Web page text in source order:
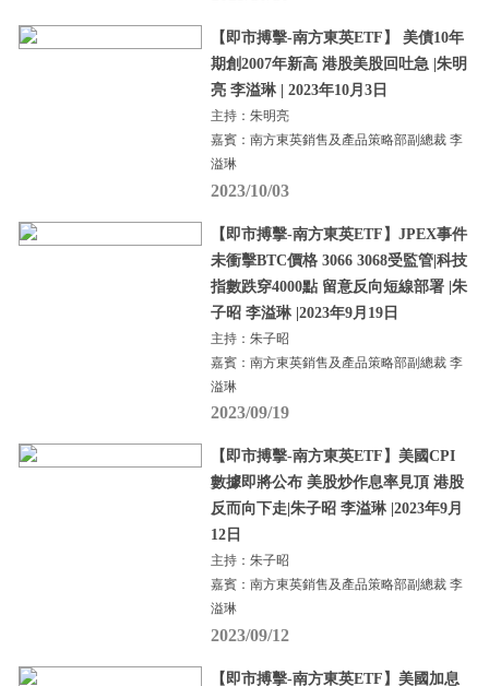
【即市搏擊-南方東英ETF】 美債10年
期創2007年新高 港股美股回吐急 |朱明
亮 李溢琳 | 2023年10月3日
主持：朱明亮
嘉賓：南方東英銷售及產品策略部副總裁 李
溢琳
2023/10/03
【即市搏擊-南方東英ETF】JPEX事件
未衝擊BTC價格 3066 3068受監管|科技
指數跌穿4000點 留意反向短線部署 |朱
子昭 李溢琳 |2023年9月19日
主持：朱子昭
嘉賓：南方東英銷售及產品策略部副總裁 李
溢琳
2023/09/19
【即市搏擊-南方東英ETF】美國CPI
數據即將公布 美股炒作息率見頂 港股
反而向下走|朱子昭 李溢琳 |2023年9月
12日
主持：朱子昭
嘉賓：南方東英銷售及產品策略部副總裁 李
溢琳
2023/09/12
【即市搏擊-南方東英ETF】美國加息